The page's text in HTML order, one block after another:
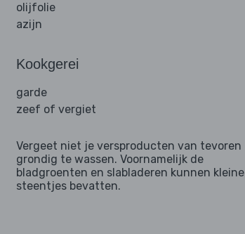
olijfolie
azijn
Kookgerei
garde
zeef of vergiet
Vergeet niet je versproducten van tevoren
grondig te wassen. Voornamelijk de
bladgroenten en slabladeren kunnen kleine
steentjes bevatten.